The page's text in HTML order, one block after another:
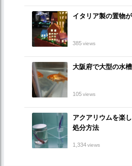
イタリア製の置物
385views
大阪府で大型の水
105views
アクアリウムを楽
処分方法
1,334views